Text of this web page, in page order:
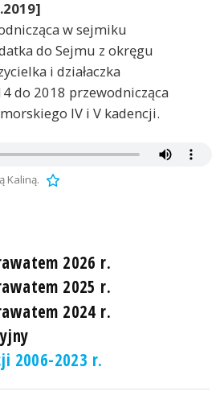
w sejmiku
do Sejmu z okręgu
i działaczka
do 2018 przewodnicząca
IV i V kadencji.
Kaliną.
2026 r.
2025 r.
2024 r.
2006-2023 r.